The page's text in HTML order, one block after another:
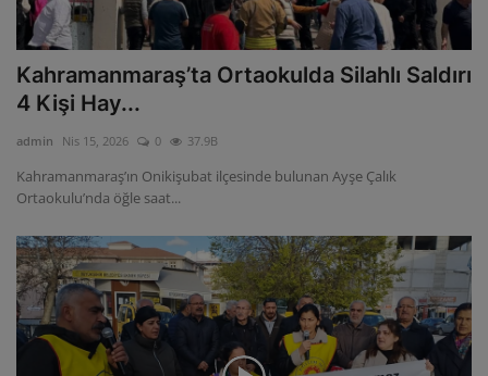
Kahramanmaraş’ta Ortaokulda Silahlı Saldırı
4 Kişi Hay...
admin Nis 15, 2026 0 37.9B
Kahramanmaraş’ın Onikişubat ilçesinde bulunan Ayşe Çalık
Ortaokulu’nda öğle saat...